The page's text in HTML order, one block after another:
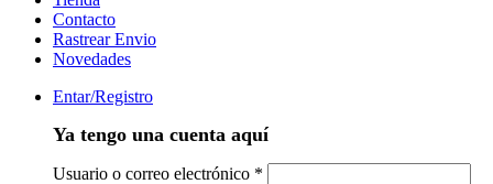
Contacto
Rastrear Envio
Novedades
Entar/Registro
Ya tengo una cuenta aquí
Usuario o correo electrónico *